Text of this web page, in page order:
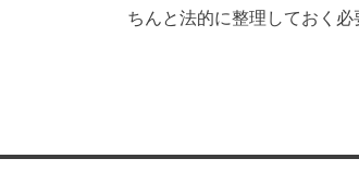
ちんと法的に整理しておく必